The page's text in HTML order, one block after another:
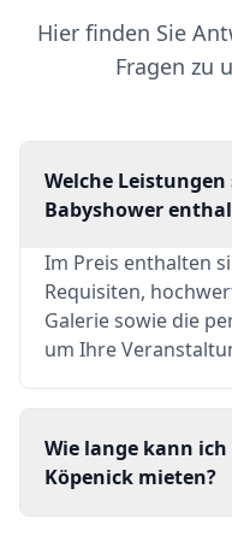
Hier finden Sie
Fragen zu
Welche
Babyshower
Im Preis enthalten
Requisiten,
Galerie sowie die
um Ihre
Wie lange kann
Köpenick mieten?